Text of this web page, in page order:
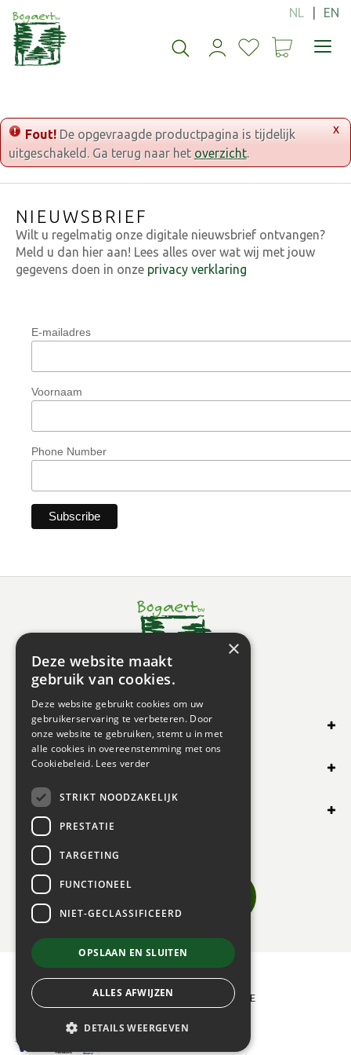
o
t
e
x
Fout! De opgevraagde productpagina is tijdelijk
uitgeschakeld. Ga terug naar het overzicht.
NIEUWSBRIEF
Wilt u regelmatig onze digitale nieuwsbrief ontvangen?
Meld u dan hier aan! Lees alles over wat wij met jouw
gegevens doen in onze privacy verklaring
E-mailadres
Voornaam
Phone Number
SHOP ONLINE
OVERIG
OPENINGSUREN
© 2024 BOGAERT B.V.
GREEN SOLUTIONS| PRIVACY POLICY
ALGEMENE
×
Deze website maakt
gebruik van cookies.
Deze website gebruikt cookies om uw
gebruikerservaring te verbeteren. Door
onze website te gebruiken, stemt u in met
alle cookies in overeenstemming met ons
Cookiebeleid. Lees verder
STRIKT NOODZAKELIJK
PRESTATIE
TARGETING
FUNCTIONEEL
NIET-GECLASSIFICEERD
OPSLAAN EN SLUITEN
ALLES AFWIJZEN
DETAILS WEERGEVEN